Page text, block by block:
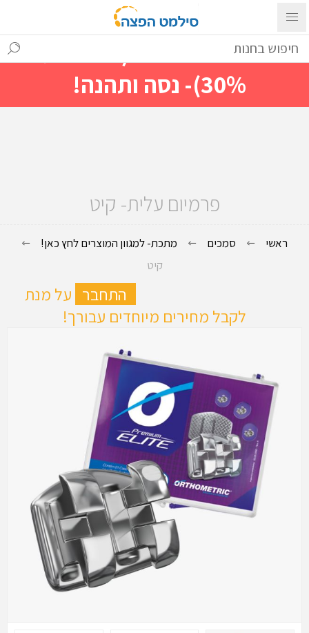
עם ההתחברות ניתן לראות מייד
מחירים מיוחדים(הנחות עד
30%)- נסה ותהנה!
פרמיום עלית- קיט
ראשי סמכים
מתכת- למגוון המוצרים לחץ כאן!
קיט
התחבר על מנת
לקבל מחירים מיוחדים עבורך!